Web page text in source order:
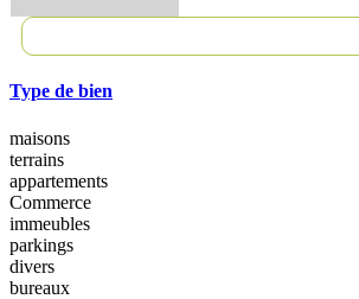
Type de bien
maisons
terrains
appartements
Commerce
immeubles
parkings
divers
bureaux